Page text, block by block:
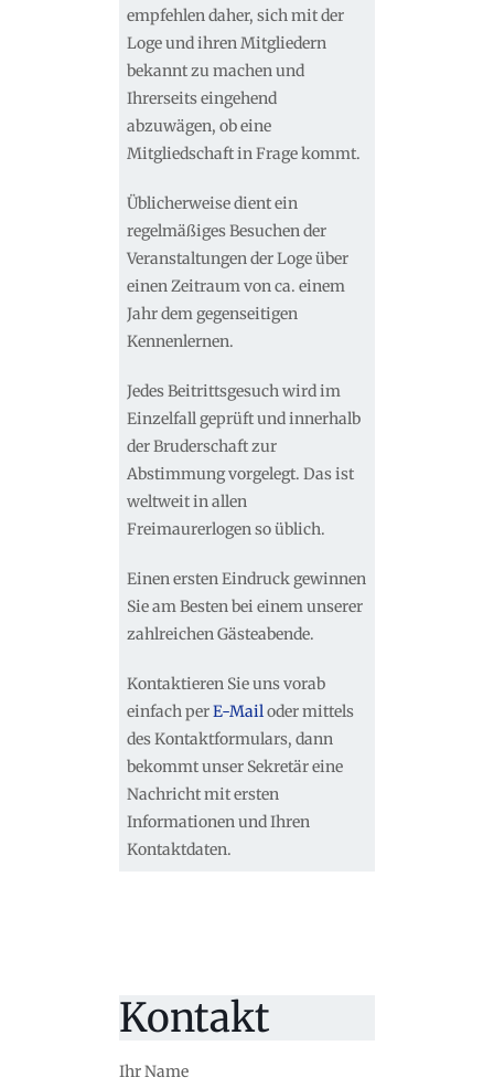
empfehlen daher, sich mit der
Loge und ihren Mitgliedern
bekannt zu machen und
Ihrerseits eingehend
abzuwägen, ob eine
Mitgliedschaft in Frage kommt.
Üblicherweise dient ein
regelmäßiges Besuchen der
Veranstaltungen der Loge über
einen Zeitraum von ca. einem
Jahr dem gegenseitigen
Kennenlernen.
Jedes Beitrittsgesuch wird im
Einzelfall geprüft und innerhalb
der Bruderschaft zur
Abstimmung vorgelegt. Das ist
weltweit in allen
Freimaurerlogen so üblich.
Einen ersten Eindruck gewinnen
Sie am Besten bei einem unserer
zahlreichen Gästeabende.
Kontaktieren Sie uns vorab
einfach perE-Mailoder mittels
des Kontaktformulars, dann
bekommt unser Sekretär eine
Nachricht mit ersten
Informationen und Ihren
Kontaktdaten.
Kontakt
Ihr Name